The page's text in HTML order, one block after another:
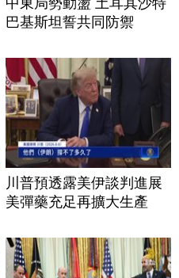
中東局勢動盪 土耳其沙特
巴基斯坦誓共同防禦
川普預透露美伊談判進展
美彈藥充足再擴大生產